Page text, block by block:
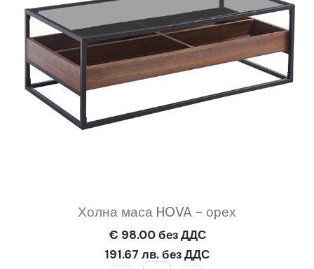
Холна маса HOVA - орех
€ 98.00 без ДДС
191.67 лв. без ДДС